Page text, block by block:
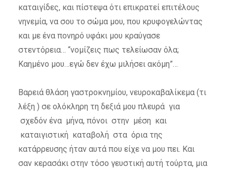
καταιγίδες, και πίστεψα ότι επικρατεί επιτέλους
νηνεμία, να σου το σώμα μου, που κρυφογελώντας
και με ένα πονηρό υφάκι μου κραύγασε
στεντόρεια… “νομίζεις πως τελείωσαν όλα;
Καημένο μου…εγώ δεν έχω μιλήσει ακόμη”…
Βαρειά θλάση γαστροκνημίου, νευροκαβαλίκεμα (τι
λέξη ) σε ολόκληρη τη δεξιά μου πλευρά για
σχεδόν ένα μήνα, πόνοι στην μέση και
καταιγιστική καταβολή στα όρια της
κατάρρευσης ήταν αυτά που είχε να μου πει. Και
σαν κερασάκι στην τόσο γευστική αυτή τούρτα, μια